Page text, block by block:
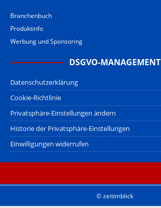
Branchenbuch
Produktinfo
Werbung und Sponsoring
DSGVO-MANAGEMENT
Datenschutzerklärung
Cookie-Richtlinie
Privatsphäre-Einstellungen ändern
Historie der Privatsphäre-Einstellungen
Einwilligungen widerrufen
© zeitimblick